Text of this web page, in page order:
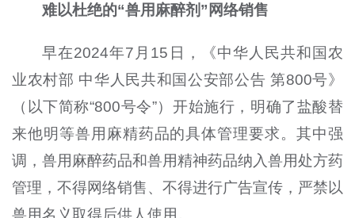
难以杜绝的“兽用麻醉剂”网络销售
早在2024年7月15日，《中华人民共和国农
业农村部 中华人民共和国公安部公告 第800号》
（以下简称“800号令”）开始施行，明确了盐酸替
来他明等兽用麻精药品的具体管理要求。其中强
调，兽用麻醉药品和兽用精神药品纳入兽用处方药
管理，不得网络销售、不得进行广告宣传，严禁以
兽用名义取得后供人使用。